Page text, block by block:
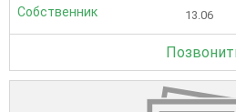
Собственник 13.06